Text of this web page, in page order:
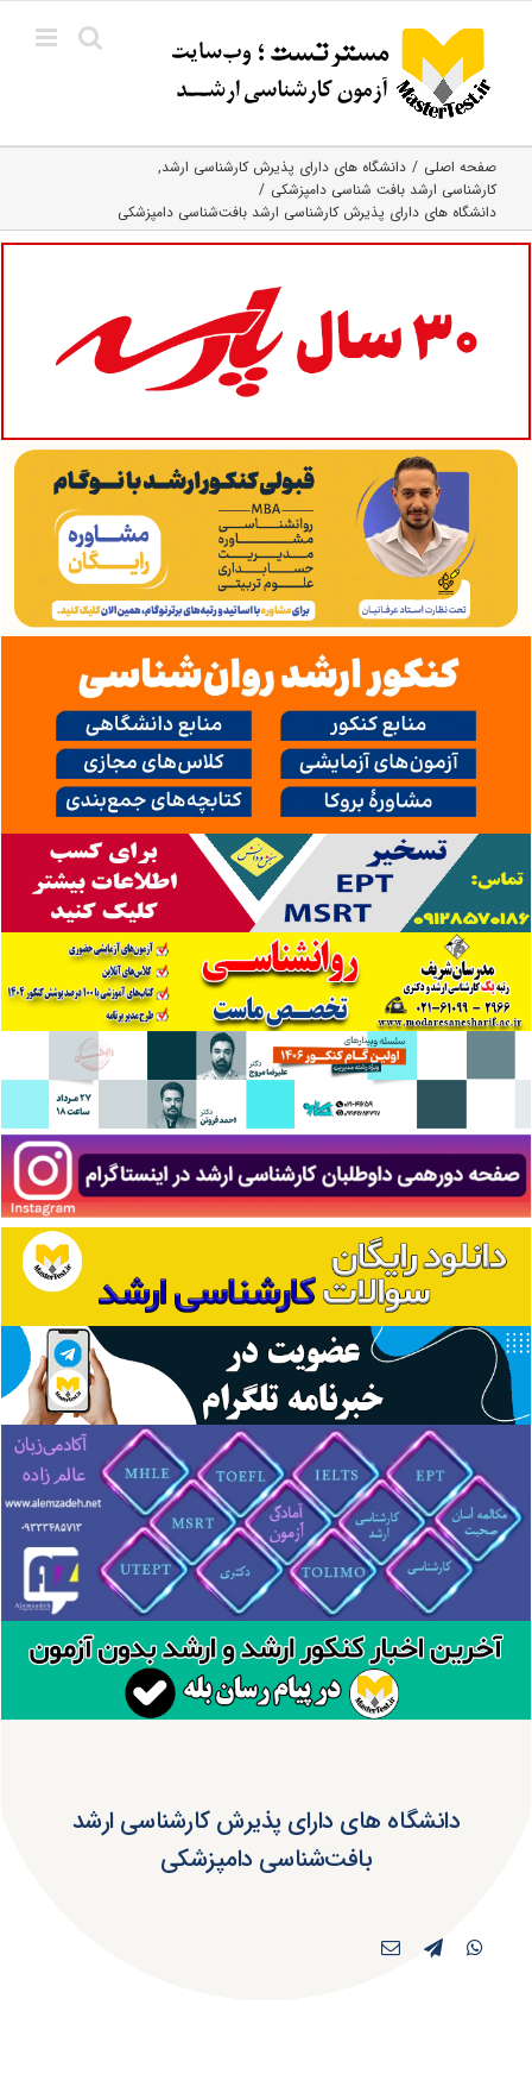
content
صفحه اصلی
دانشگاه های دارای پذیرش کارشناسی ارشد
کارشناسی ارشد بافت‌ شناسی دامپزشکی
دانشگاه های دارای پذیرش کارشناسی ارشد بافت‌شناسی دامپزشکی
دانشگاه های دارای پذیرش کارشناسی ارشد
بافت‌شناسی دامپزشکی